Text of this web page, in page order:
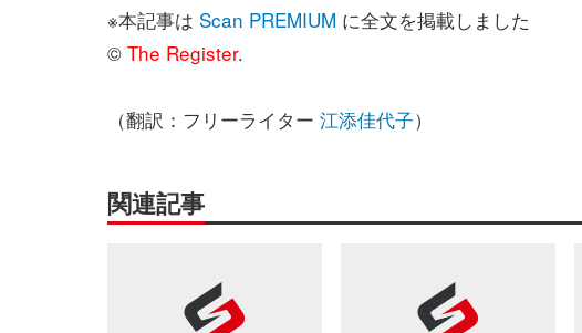
※本記事は Scan PREMIUM に全文を掲載しました
© The Register.
（翻訳：フリーライター 江添佳代子）
関連記事